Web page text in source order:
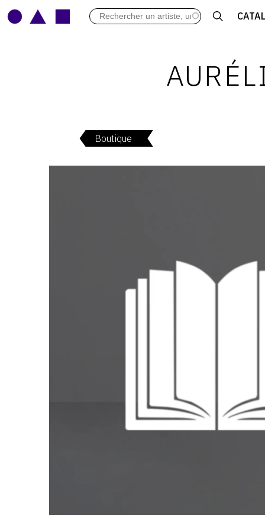
ARCHIVES DES EXPOSITIONS
LIBRAIRIE : LIVRES &
LEXIQUE ARTISTIQUE
Boutique